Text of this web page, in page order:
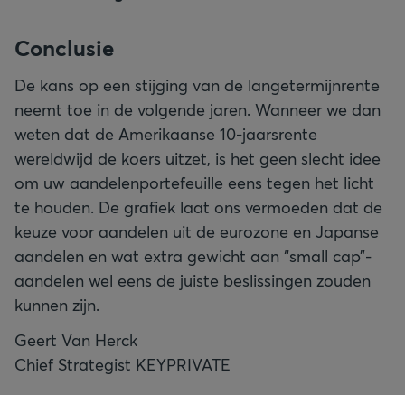
Conclusie
De kans op een stijging van de langetermijnrente
neemt toe in de volgende jaren. Wanneer we dan
weten dat de Amerikaanse 10-jaarsrente
wereldwijd de koers uitzet, is het geen slecht idee
om uw aandelenportefeuille eens tegen het licht
te houden. De grafiek laat ons vermoeden dat de
keuze voor aandelen uit de eurozone en Japanse
aandelen en wat extra gewicht aan “small cap”-
aandelen wel eens de juiste beslissingen zouden
kunnen zijn.
Geert Van Herck
Chief Strategist KEYPRIVATE